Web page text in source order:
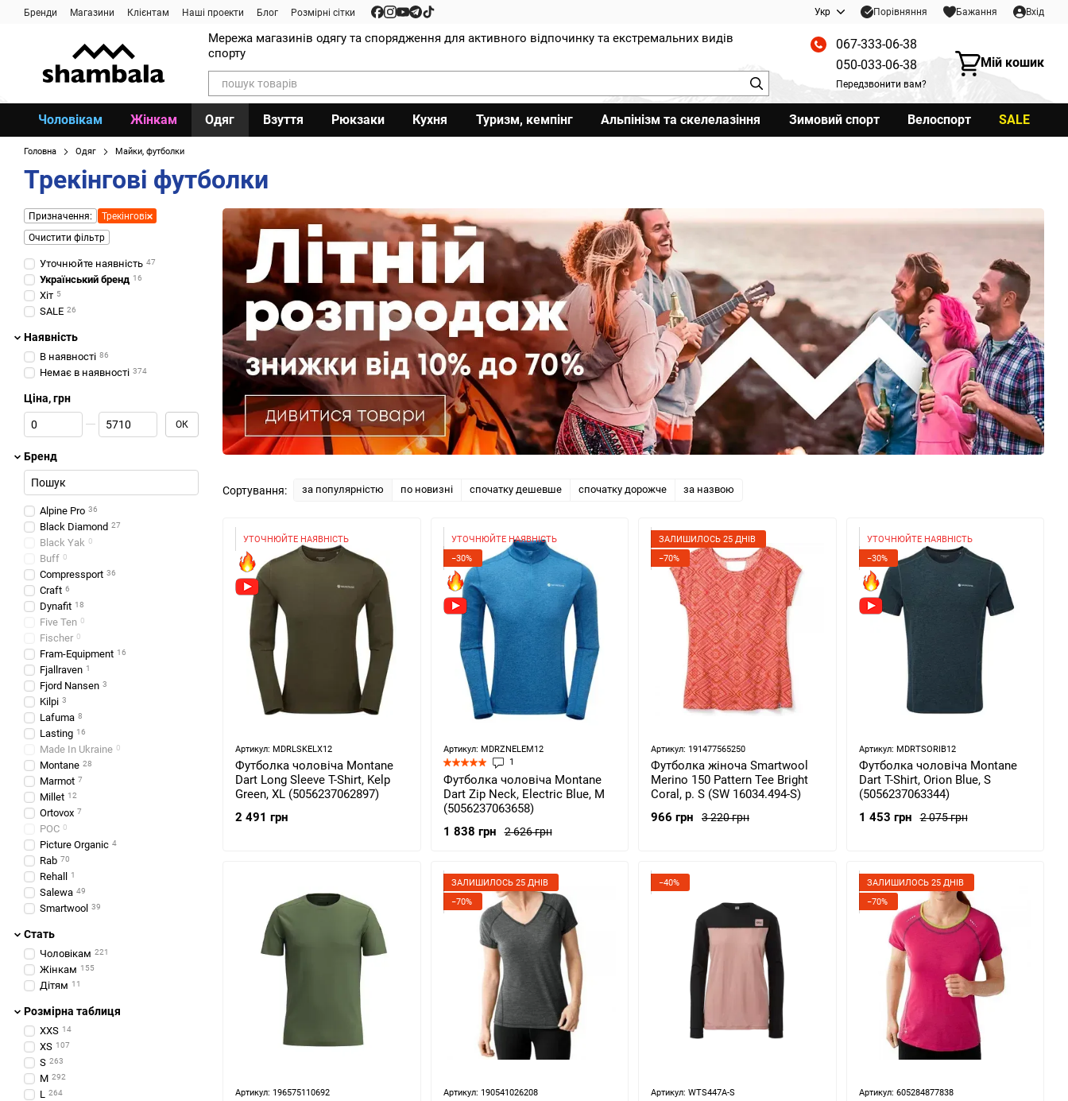
Перейти до основного контенту
Бренди Магазини Клієнтам Наші проекти Блог Розмірні сітки Укр Порівняння Бажання Вхід
Мережа магазинів одягу та спорядження для активного відпочинку та екстремальних видів
спорту
067-333-06-38
050-033-06-38
Передзвонити вам?
Мій кошик
Чоловікам Жінкам Одяг Взуття Рюкзаки Кухня Туризм, кемпінг Альпінізм та скелелазіння Зимовий спорт Велоспорт SALE
Головна Одяг Майки, футболки
Трекінгові футболки
Сортування: за популярністю по новизні спочатку дешевше спочатку дорожче за назвою
УТОЧНЮЙТЕ НАЯВНІСТЬ
Артикул: MDRLSKELX12
Футболка чоловіча Montane
Dart Long Sleeve T-Shirt, Kelp
Green, XL (5056237062897)
2 491 грн
УТОЧНЮЙТЕ НАЯВНІСТЬ
−30%
Артикул: MDRZNELEM12
1
Футболка чоловіча Montane
Dart Zip Neck, Electric Blue, M
(5056237063658)
2 626 грн
1 838 грн
ЗАЛИШИЛОСЬ 25 ДНІВ
−70%
Артикул: 191477565250
Футболка жіноча Smartwool
Merino 150 Pattern Tee Bright
Coral, р. S (SW 16034.494-S)
3 220 грн
966 грн
УТОЧНЮЙТЕ НАЯВНІСТЬ
−30%
Артикул: MDRTSORIB12
Футболка чоловіча Montane
Dart T-Shirt, Orion Blue, S
(5056237063344)
2 075 грн
1 453 грн
Артикул: 196575110692
ЗАЛИШИЛОСЬ 25 ДНІВ
−70%
Артикул: 190541026208
−40%
Артикул: WTS447A-S
ЗАЛИШИЛОСЬ 25 ДНІВ
−70%
Артикул: 605284877838
Призначення:
Трекінгові
Очистити фільтр
Уточнюйте наявність 47
Український бренд 16
Хіт 5
SALE 26
Наявність
В наявності 86
Немає в наявності 374
Ціна, грн
Від Ціна, грн
До Ціна, грн ОК
Бренд
Alpine Pro 36
Black Diamond 27
Black Yak 0
Buff 0
Compressport 36
Craft 6
Dynafit 18
Five Ten 0
Fischer 0
Fram-Equipment 16
Fjallraven 1
Fjord Nansen 3
Kilpi 3
Lafuma 8
Lasting 16
Made In Ukraine 0
Montane 28
Marmot 7
Millet 12
Ortovox 7
POC 0
Picture Organic 4
Rab 70
Rehall 1
Salewa 49
Smartwool 39
Стать
Чоловікам 221
Жінкам 155
Дітям 11
Розмірна таблиця
XXS 14
XS 107
S 263
M 292
L 264